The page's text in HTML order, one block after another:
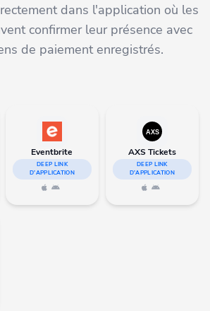
dans l'application où les
confirmer leur présence avec
de paiement enregistrés.
Eventbrite
DEEP LINK
D'APPLICATION
AXS Tickets
DEEP LINK
D'APPLICATION